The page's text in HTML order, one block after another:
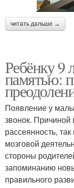
читать дальше →
Ребёнку 9
памятью:
Появление у
звонок. Причиной
рассеянность,
мозговой
стороны
запоминанию
правильного